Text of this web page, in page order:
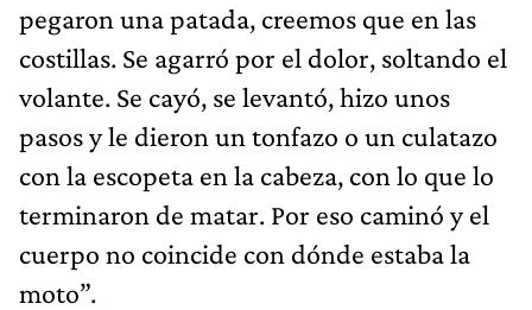
pegaron una patada, creemos que en las
costillas. Se agarró por el dolor, soltando el
volante. Se cayó, se levantó, hizo unos
pasos y le dieron un tonfazo o un culatazo
con la escopeta en la cabeza, con lo que lo
terminaron de matar. Por eso caminó y el
cuerpo no coincide con dónde estaba la
moto”.